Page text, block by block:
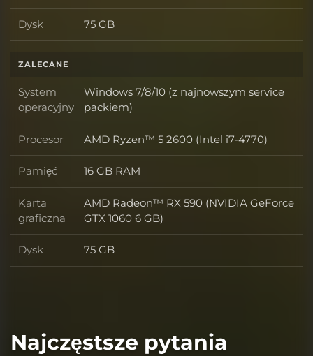
Dysk Dysk
75 GB
ZALECANE
System
operacyjny
System operacyjny
Windows 7/8/10 (z najnowszym service
packiem)
Procesor Procesor
AMD Ryzen™ 5 2600 (Intel i7-4770)
Pamięć Pamięć
16 GB RAM
Karta
graficzna
Karta graficzna
AMD Radeon™ RX 590 (NVIDIA GeForce
GTX 1060 6 GB)
Dysk Dysk
75 GB
Najczęstsze pytania